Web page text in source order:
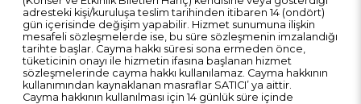
adresteki kişi/kuruluşa teslim tarihinden itibaren 14 (ondört)
gün içerisinde değişim yapabilir. Hizmet sunumuna ilişkin
mesafeli sözleşmelerde ise, bu süre sözleşmenin imzalandığı
tarihte başlar. Cayma hakkı süresi sona ermeden önce,
tüketicinin onayı ile hizmetin ifasına başlanan hizmet
sözleşmelerinde cayma hakkı kullanılamaz. Cayma hakkının
kullanımından kaynaklanan masraflar SATICI’ ya aittir.
Cayma hakkının kullanılması için 14 günlük süre içinde